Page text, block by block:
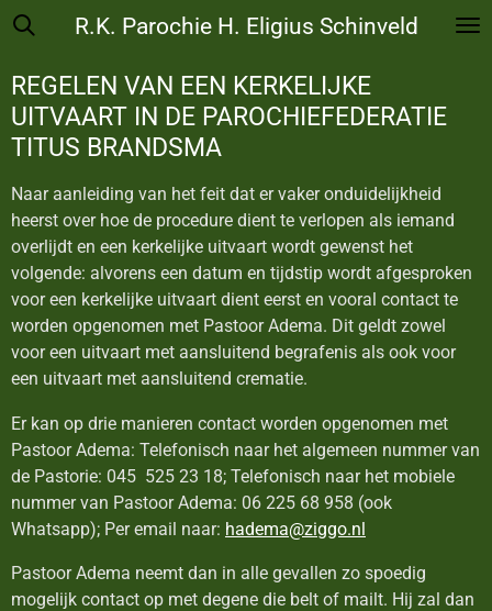
Ga
naar
de
hoofdinhoud
R.K. Parochie H. Eligius Schinveld
REGELEN VAN EEN KERKELIJKE
UITVAART IN DE PAROCHIEFEDERATIE
TITUS BRANDSMA
Naar aanleiding van het feit dat er vaker onduidelijkheid
heerst over hoe de procedure dient te verlopen als iemand
overlijdt en een kerkelijke uitvaart wordt gewenst het
volgende: alvorens een datum en tijdstip wordt afgesproken
voor een kerkelijke uitvaart dient eerst en vooral contact te
worden opgenomen met Pastoor Adema. Dit geldt zowel
voor een uitvaart met aansluitend begrafenis als ook voor
een uitvaart met aansluitend crematie.
Er kan op drie manieren contact worden opgenomen met
Pastoor Adema: Telefonisch naar het algemeen nummer van
de Pastorie: 045 525 23 18; Telefonisch naar het mobiele
nummer van Pastoor Adema: 06 225 68 958 (ook
Whatsapp); Per email naar: hadema@ziggo.nl
Pastoor Adema neemt dan in alle gevallen zo spoedig
mogelijk contact op met degene die belt of mailt. Hij zal dan